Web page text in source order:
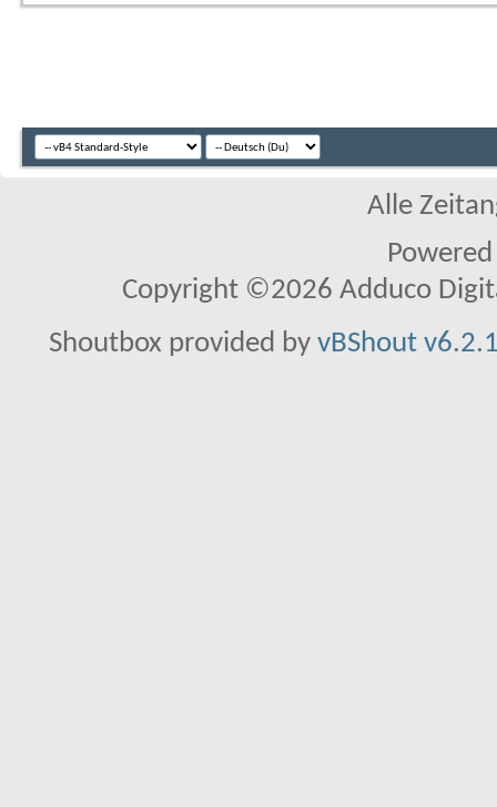
Alle
Copyright ©2026 Adduco
Shoutbox provided by vBShout